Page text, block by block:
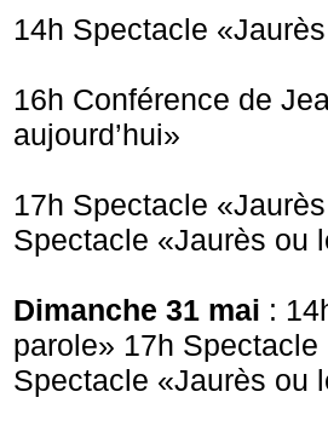
14h Spectacle
16h Conférence de
aujourd’hui»
17h Spectacle
Spectacle «Jaurès ou
Dimanche 31 mai :
parole» 17h
Spectacle «Jaurès ou